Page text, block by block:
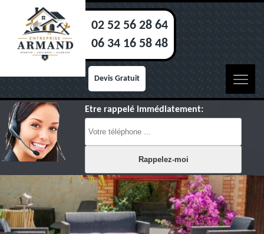
02 52 56 28 64
06 34 16 58 48
Devis Gratuit
Etre rappelé immédiatement: